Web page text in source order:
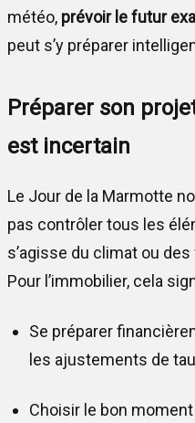
météo, prévoir le futur
peut s’y préparer
Préparer son
est incertain
Le Jour de la Marmotte
pas contrôler tous les
s’agisse du climat ou
Pour l’immobilier, cela
Se préparer
les ajustements de
Choisir le bon